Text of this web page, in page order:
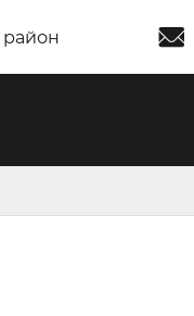
район
